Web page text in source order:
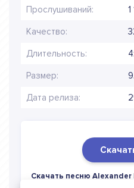
Прослушиваний: 1
Качество:
Длительность:
Размер:
Дата релиза:
Скачать песню